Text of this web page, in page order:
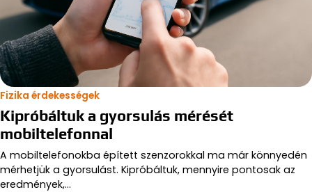
Fizika érdekességek
Kipróbáltuk a gyorsulás mérését
mobiltelefonnal
A mobiltelefonokba épített szenzorokkal ma már könnyedén
mérhetjük a gyorsulást. Kipróbáltuk, mennyire pontosak az
eredmények,…